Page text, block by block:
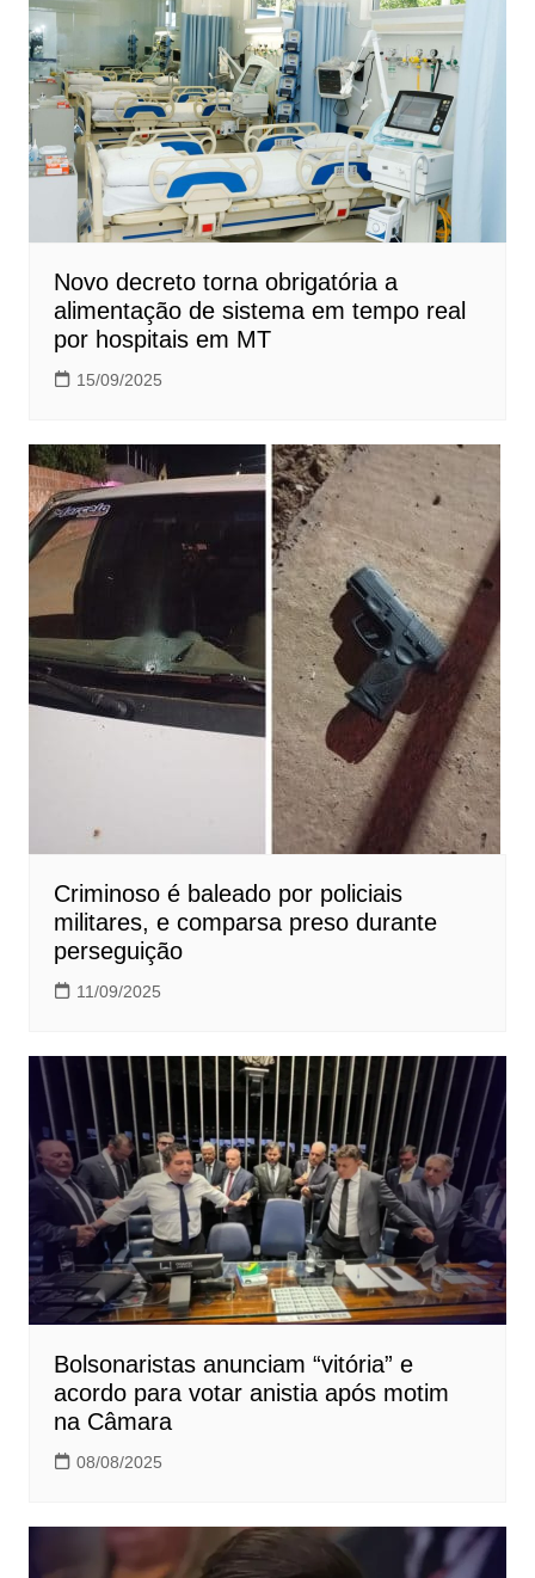
Novo decreto torna obrigatória a
alimentação de sistema em tempo real
por hospitais em MT
15/09/2025
Criminoso é baleado por policiais
militares, e comparsa preso durante
perseguição
11/09/2025
Bolsonaristas anunciam “vitória” e
acordo para votar anistia após motim
na Câmara
08/08/2025